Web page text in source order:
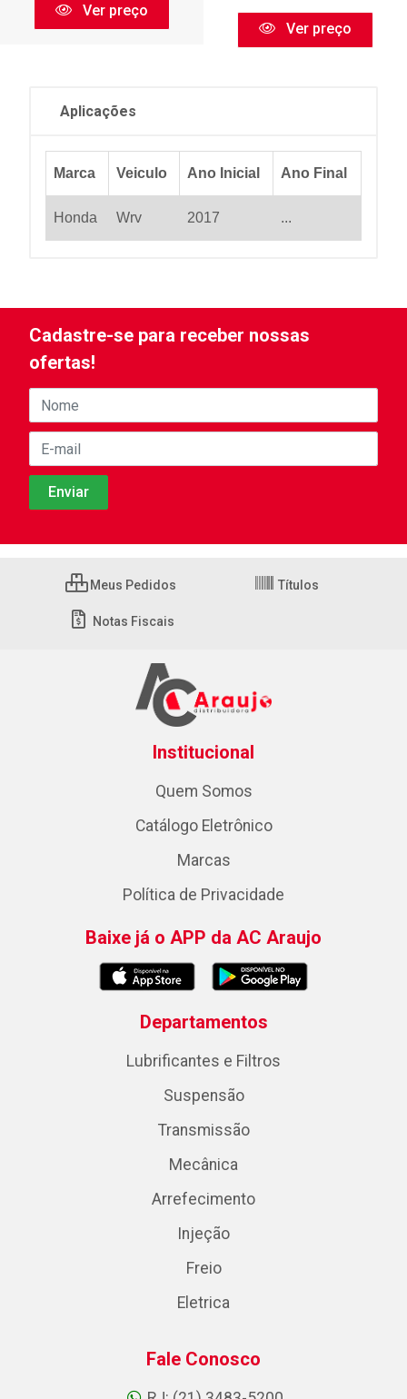
Ver preço
Ver preço
Aplicações
Marca Veiculo Ano Inicial Ano Final
Honda Wrv 2017 ...
Cadastre-se para receber nossas
ofertas!
Meus Pedidos Títulos
Notas Fiscais
Institucional
Quem Somos
Catálogo Eletrônico
Marcas
Política de Privacidade
Baixe já o APP da AC Araujo
Departamentos
Lubrificantes e Filtros
Suspensão
Transmissão
Mecânica
Arrefecimento
Injeção
Freio
Eletrica
Fale Conosco